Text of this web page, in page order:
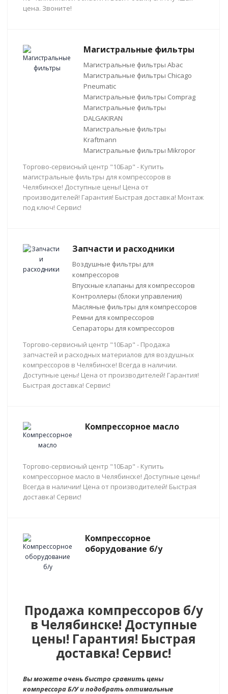
цена. Звоните!
Магистральные фильтры
Магистральные фильтры Abac
Магистральные фильтры Chicago
Pneumatic
Магистральные фильтры Comprag
Магистральные фильтры
DALGAKIRAN
Магистральные фильтры
Kraftmann
Магистральные фильтры Mikropor
Торгово-сервисный центр "10Бар" - Купить
магистральные фильтры для компрессоров в
Челябинске! Доступные цены! Цена от
производителей! Гарантия! Быстрая доставка! Монтаж
под ключ! Сервис!
Запчасти и расходники
Воздушные фильтры для
компрессоров
Впускные клапаны для компрессоров
Контроллеры (блоки управления)
Масляные фильтры для компрессоров
Ремни для компрессоров
Сепараторы для компрессоров
Торгово-сервисный центр "10Бар" - Продажа
запчастей и расходных материалов для воздушных
компрессоров в Челябинске! Всегда в наличии.
Доступные цены! Цена от производителей! Гарантия!
Быстрая доставка! Сервис!
Компрессорное масло
Торгово-сервисный центр "10Бар" - Купить
компрессорное масло в Челябинске! Доступные цены!
Всегда в наличии! Цена от производителей! Быстрая
доставка! Сервис!
Компрессорное
оборудование б/у
Продажа компрессоров б/у
в Челябинске! Доступные
цены! Гарантия! Быстрая
доставка! Сервис!
Вы можете очень быстро сравнить цены
компрессора Б/У и подобрать оптимальные